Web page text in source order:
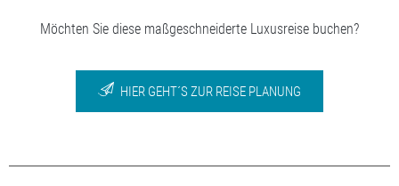
Möchten Sie diese maßgeschneiderte Luxusreise buchen?
HIER GEHT´S ZUR REISE PLANUNG